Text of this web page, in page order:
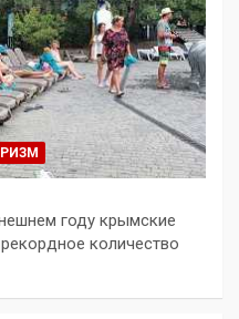
году крымские
количество